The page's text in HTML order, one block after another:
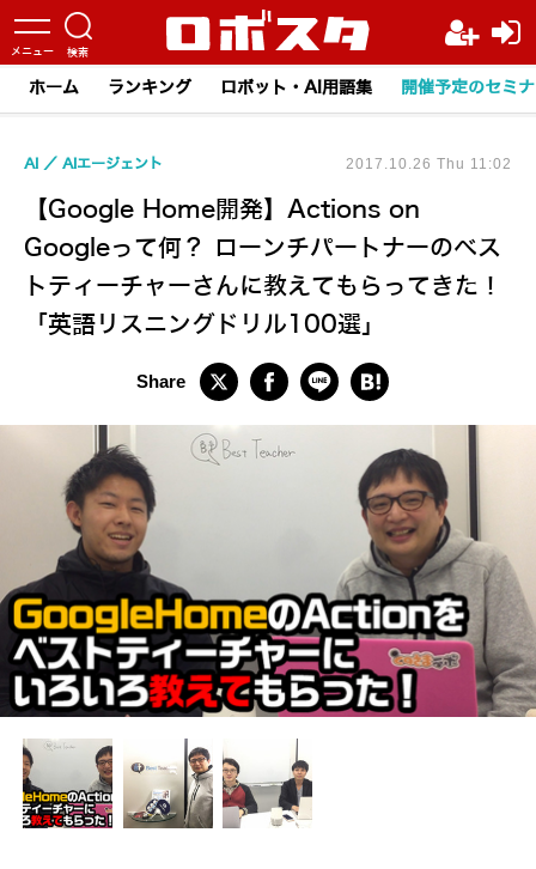
ホーム ランキング ロボット・AI用語集 開催予定のセミ
【Google Home開発】Actions on
Googleって何？ ローンチパートナーのベス
トティーチャーさんに教えてもらってきた！
「英語リスニングドリル100選」
AI AIエージェント 2017.10.26 Thu 11:02